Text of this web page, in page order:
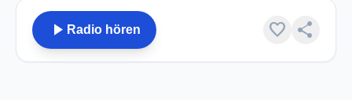
play_arrow Radio hören favorite share